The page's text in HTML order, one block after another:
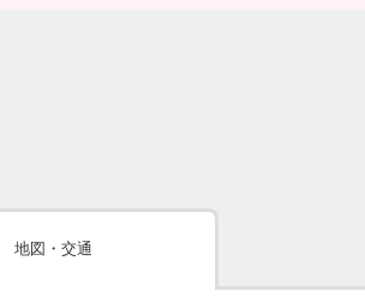
地図・交通